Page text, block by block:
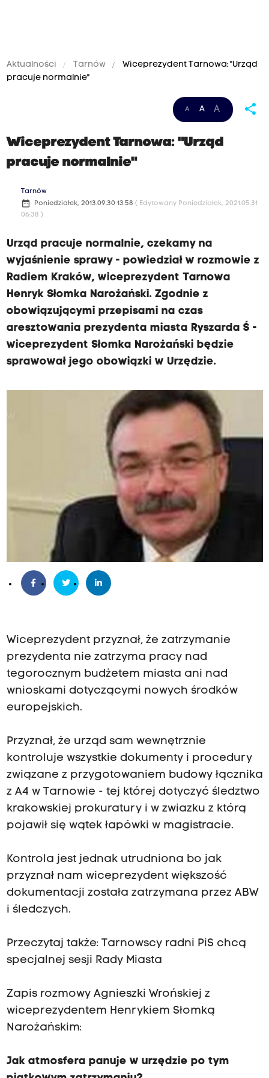
Aktualności Tarnów
Wiceprezydent Tarnowa: "Urząd
pracuje normalnie"
A A A share
Wiceprezydent Tarnowa: "Urząd
pracuje normalnie"
Tarnów
date_range Poniedziałek, 2013.09.30 13:58 ( Edytowany Poniedziałek, 2021.05.31
06:38 )
Urząd pracuje normalnie, czekamy na
wyjaśnienie sprawy - powiedział w rozmowie z
Radiem Kraków, wiceprezydent Tarnowa
Henryk Słomka Narożański. Zgodnie z
obowiązującymi przepisami na czas
aresztowania prezydenta miasta Ryszarda Ś -
wiceprezydent Słomka Narożański będzie
sprawował jego obowiązki w Urzędzie.
Wiceprezydent przyznał, że zatrzymanie
prezydenta nie zatrzyma pracy nad
tegorocznym budżetem miasta ani nad
wnioskami dotyczącymi nowych środków
europejskich.
Przyznał, że urząd sam wewnętrznie
kontroluje wszystkie dokumenty i procedury
związane z przygotowaniem budowy łącznika
z A4 w Tarnowie - tej której dotyczyć śledztwo
krakowskiej prokuratury i w zwiazku z którą
pojawił się wątek łapówki w magistracie.
Kontrola jest jednak utrudniona bo jak
przyznał nam wiceprezydent większość
dokumentacji została zatrzymana przez ABW
i śledczych.
Przeczytaj także: Tarnowscy radni PiS chcą
specjalnej sesji Rady Miasta
Zapis rozmowy Agnieszki Wrońskiej z
wiceprezydentem Henrykiem Słomką
Narożańskim:
Jak atmosfera panuje w urzędzie po tym